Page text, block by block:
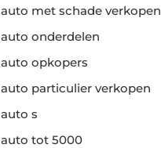
auto met schade verkopen
auto onderdelen
auto opkopers
auto particulier verkopen
auto s
auto tot 5000